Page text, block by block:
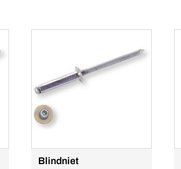
Blindniet